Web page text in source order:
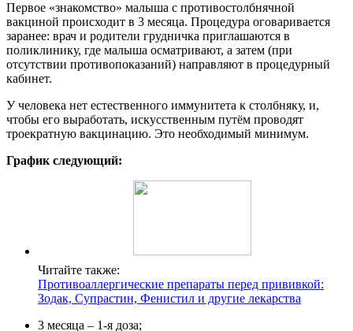
Первое «знакомство» малыша с противостолбнячной
вакциной происходит в 3 месяца. Процедура оговаривается
заранее: врач и родители грудничка приглашаются в
поликлинику, где малыша осматривают, а затем (при
отсутствии противопоказаний) направляют в процедурный
кабинет.
У человека нет естественного иммунитета к столбняку, и,
чтобы его выработать, искусственным путём проводят
троекратную вакцинацию. Это необходимый минимум.
График следующий:
Читайте также:
Противоаллергические препараты перед прививкой:
Зодак, Супрастин, Фенистил и другие лекарства
3 месяца – 1-я доза;